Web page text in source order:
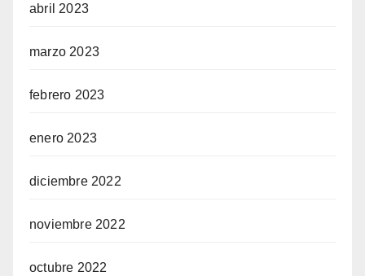
abril 2023
marzo 2023
febrero 2023
enero 2023
diciembre 2022
noviembre 2022
octubre 2022